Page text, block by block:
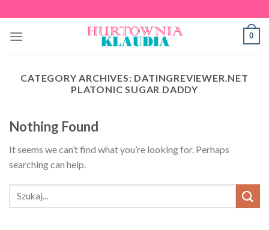
to
content
0
CATEGORY ARCHIVES: DATINGREVIEWER.NET
PLATONIC SUGAR DADDY
Nothing Found
It seems we can’t find what you’re looking for. Perhaps
searching can help.